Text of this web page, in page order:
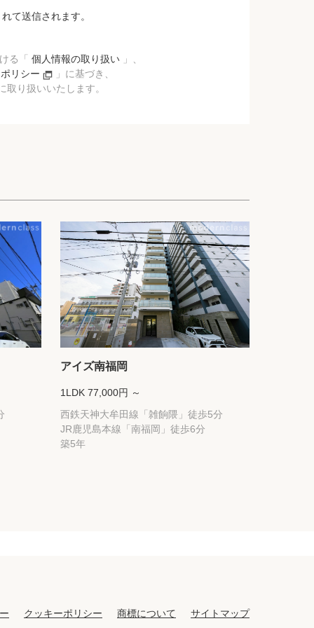
て送信されます。
る「 個人情報の取り扱い 」、
リシー
」に基づき、
取り扱いいたします。
アイズ南福岡
1LDK 77,000円 ～
西鉄天神大牟田線「雑餉隈」徒歩5分
JR鹿児島本線「南福岡」徒歩6分
築5年
クッキーポリシー 商標について サイトマップ